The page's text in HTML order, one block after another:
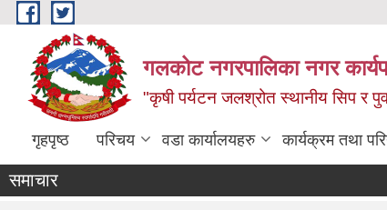
Skip to main content
गलकोट नगरपालिका नगर
"कृषी पर्यटन जलश्रोत स्थानीय सिप र
गृहपृष्ठ परिचय वडा कार्यालयहरु कार्यक्रम तथा
समाचार